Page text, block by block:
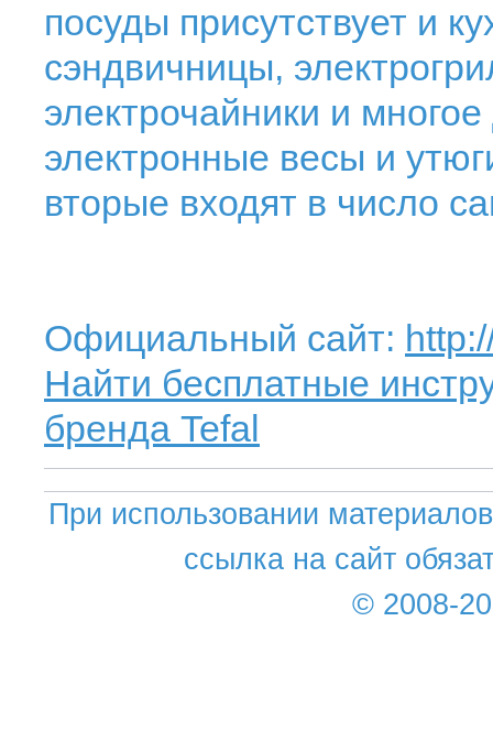
посуды присутствует и
сэндвичницы,
электрочайники и
электронные весы и
вторые входят в число
Официальный сайт:
Найти бесплатные
бренда Tefal
При использовании
ссылка на сайт
© 2008-